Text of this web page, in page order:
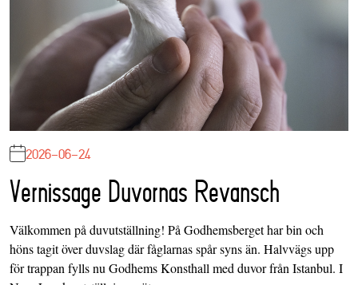
2026-06-24
Vernissage Duvornas Revansch
Välkommen på duvutställning! På Godhemsberget har bin och
höns tagit över duvslag där fåglarnas spår syns än. Halvvägs upp
för trappan fylls nu Godhems Konsthall med duvor från Istanbul. I